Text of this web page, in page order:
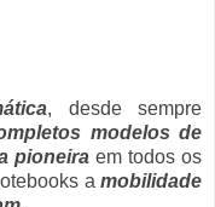
, desde sempre
modelos de
pioneira em todos os
a mobilidade